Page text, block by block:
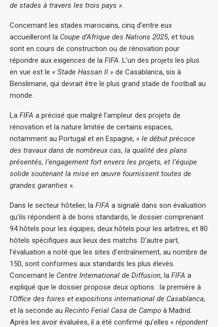
de stades à travers les trois pays ».
Concernant les stades marocains, cinq d’entre eux
accueilleront la Coupe d’Afrique des Nations 2025, et tous
sont en cours de construction ou de rénovation pour
répondre aux exigences de la FIFA. L’un des projets les plus
en vue est le « Stade Hassan II » de Casablanca, sis à
Benslimane, qui devrait être le plus grand stade de football au
monde.
La FIFA a précisé que malgré l’ampleur des projets de
rénovation et la nature limitée de certains espaces,
notamment au Portugal et en Espagne, « le début précoce
des travaux dans de nombreux cas, la qualité des plans
présentés, l’engagement fort envers les projets, et l’équipe
solide soutenant la mise en œuvre fournissent toutes de
grandes garanties ».
Dans le secteur hôtelier, la FIFA a signalé dans son évaluation
qu’ils répondent à de bons standards, le dossier comprenant
94 hôtels pour les équipes, deux hôtels pour les arbitres, et 80
hôtels spécifiques aux lieux des matchs. D’autre part,
l’évaluation a noté que les sites d’entraînement, au nombre de
150, sont conformes aux standards les plus élevés.
Concernant le Centre International de Diffusion, la FIFA a
expliqué que le dossier propose deux options : la première à
l’Office des foires et expositions international de Casablanca,
et la seconde au Recinto Ferial Casa de Campo à Madrid.
Après les avoir évaluées, il a été confirmé qu’elles « répondent